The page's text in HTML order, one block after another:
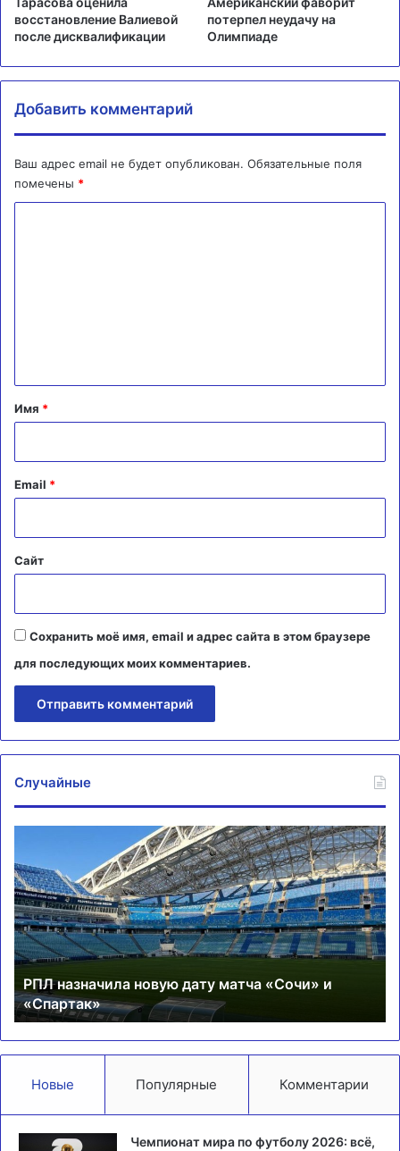
восстановление Валиевой
после дисквалификации
потерпел неудачу на
Олимпиаде
Добавить комментарий
Ваш адрес email не будет опубликован. Обязательные поля
помечены *
а
и
й
Имя *
Email *
Сайт
Сохранить моё имя, email и адрес сайта в этом браузере
для последующих моих комментариев.
Случайные
новую
дату
матча
«Сочи»
и
«Спартак»
РПЛ назначила новую дату матча «Сочи» и
«Спартак»
с
Новые Популярные Комментарии
Чемпионат мира по футболу 2026: всё,